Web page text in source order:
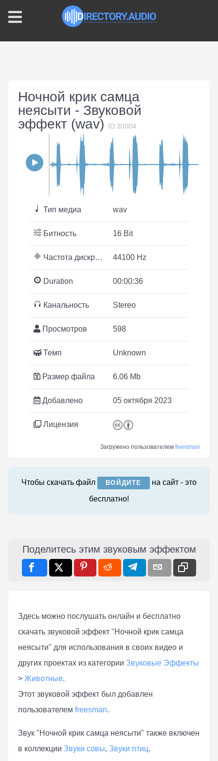
Ночной крик самца
неясыти - Звуковой
эффект (wav)
ID:30004
Тип медиа wav
Битность 16 Bit
Частота дискретизации 44100 Hz
Duration 00:00:36
Канальность Stereo
Просмотров 598
Темп Unknown
Размер файла 6.06 Mb
Добавлено 05 октября 2023
Лицензия
Загружено пользователем freesman
Чтобы скачать файл ВОЙДИТЕ
на сайт - это
бесплатно!
Поделитесь этим звуковым эффектом
Здесь можно послушать онлaйн и бесплатно
скачать звуковой эффект "Ночной крик самца
неясыти" для использования в своих видео и
других проектах из категории Звуковые Эффекты
> Животные.
Этот звуковой эффект был добавлен
пользователем freesman.
Звук "Ночной крик самца неясыти" также включен
в коллекции Звуки совы, Звуки птиц.